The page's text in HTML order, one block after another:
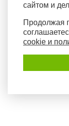
сайтом и
Продолжая
cookie и